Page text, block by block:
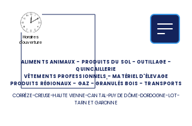
ALIMENTS ANIMAUX - PRODUITS DU SOL-OUTILLAGE-
QUINCAILLERIE
VÊTEMENTS PROFESSIONNELS -MATÉRIEL D'ÉLEVAGE
PRODUITS RÉGIONAUX - GAZ -GRANULÉS BOIS - TRANSPORTS
CORRÈZE-CREUSE-HAUTE VIENNE-CANTAL-PUY DE DÔME-DORDOGNE-LOT-
TARN ET GARONNE
Horaires
d'ouverture